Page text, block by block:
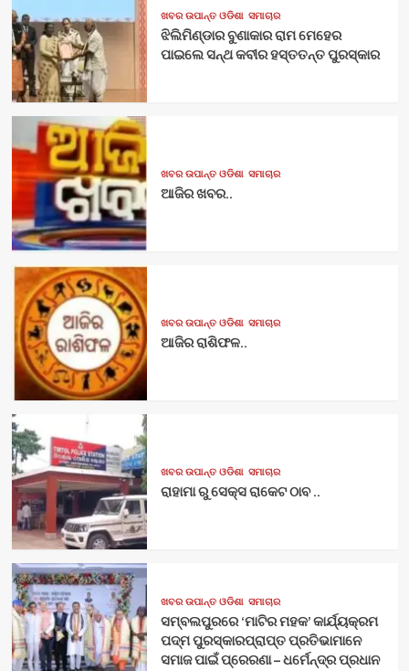
ଖବର ଉପାନ୍ତ ଓଡିଶା ସମାଚାର
ଝିଲିମିଣ୍ଡାର ବୁଣାକାର ରାମ ମେହେର
ପାଇଲେ ସନ୍ଥ କବୀର ହସ୍ତତନ୍ତ ପୁରସ୍କାର
ଖବର ଉପାନ୍ତ ଓଡିଶା ସମାଚାର
ଆଜିର ଖବର..
ଖବର ଉପାନ୍ତ ଓଡିଶା ସମାଚାର
ଆଜିର ରାଶିଫଳ..
ଖବର ଉପାନ୍ତ ଓଡିଶା ସମାଚାର
ରାହାମା ରୁ ସେକ୍ସ ରାକେଟ ଠାବ ..
ଖବର ଉପାନ୍ତ ଓଡିଶା ସମାଚାର
ସମ୍ବଲପୁରରେ ‘ମାଟିର ମହକ’ କାର୍ଯ୍ୟକ୍ରମ
ପଦ୍ମ ପୁରସ୍କାରପ୍ରାପ୍ତ ପ୍ରତିଭାମାନେ
ସମାଜ ପାଇଁ ପ୍ରେରଣା – ଧର୍ମେନ୍ଦ୍ର ପ୍ରଧାନ